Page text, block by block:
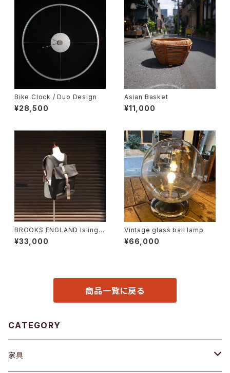
Bike Clock / Duo Design
¥28,500
Asian Basket
¥11,000
BROOKS ENGLAND Islingto
n Rucksack
¥33,000
Vintage glass ball lamp
¥66,000
商品一覧に戻る
CATEGORY
家具